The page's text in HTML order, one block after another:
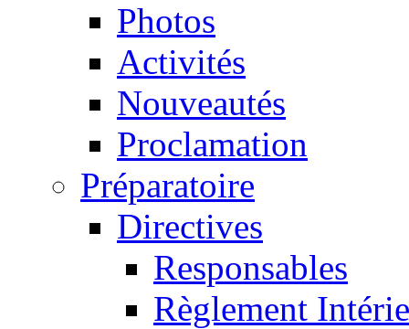
Photos
Activités
Nouveautés
Proclamation
Préparatoire
Directives
Responsables
Règlement